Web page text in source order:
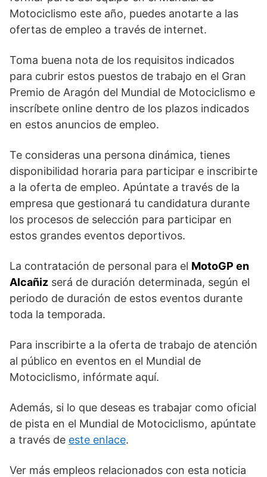
Motociclismo este año, puedes anotarte a las
ofertas de empleo a través de internet.
Toma buena nota de los requisitos indicados
para cubrir estos puestos de trabajo en el Gran
Premio de Aragón del Mundial de Motociclismo e
inscríbete online dentro de los plazos indicados
en estos anuncios de empleo.
Te consideras una persona dinámica, tienes
disponibilidad horaria para participar e inscribirte
a la oferta de empleo. Apúntate a través de la
empresa que gestionará tu candidatura durante
los procesos de selección para participar en
estos grandes eventos deportivos.
La contratación de personal para el MotoGP en
Alcañiz será de duración determinada, según el
periodo de duración de estos eventos durante
toda la temporada.
Para inscribirte a la oferta de trabajo de atención
al público en eventos en el Mundial de
Motociclismo, infórmate aquí.
Además, si lo que deseas es trabajar como oficial
de pista en el Mundial de Motociclismo, apúntate
a través de este enlace.
Ver más empleos relacionados con esta noticia